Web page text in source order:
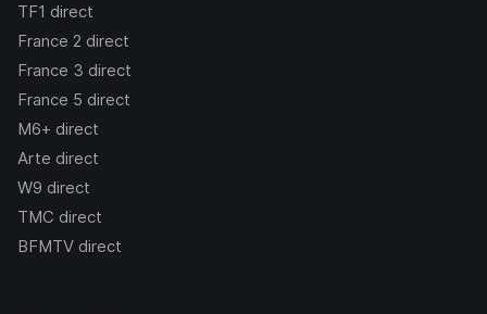
TF1 direct
France 2 direct
France 3 direct
France 5 direct
M6+ direct
Arte direct
W9 direct
TMC direct
BFMTV direct